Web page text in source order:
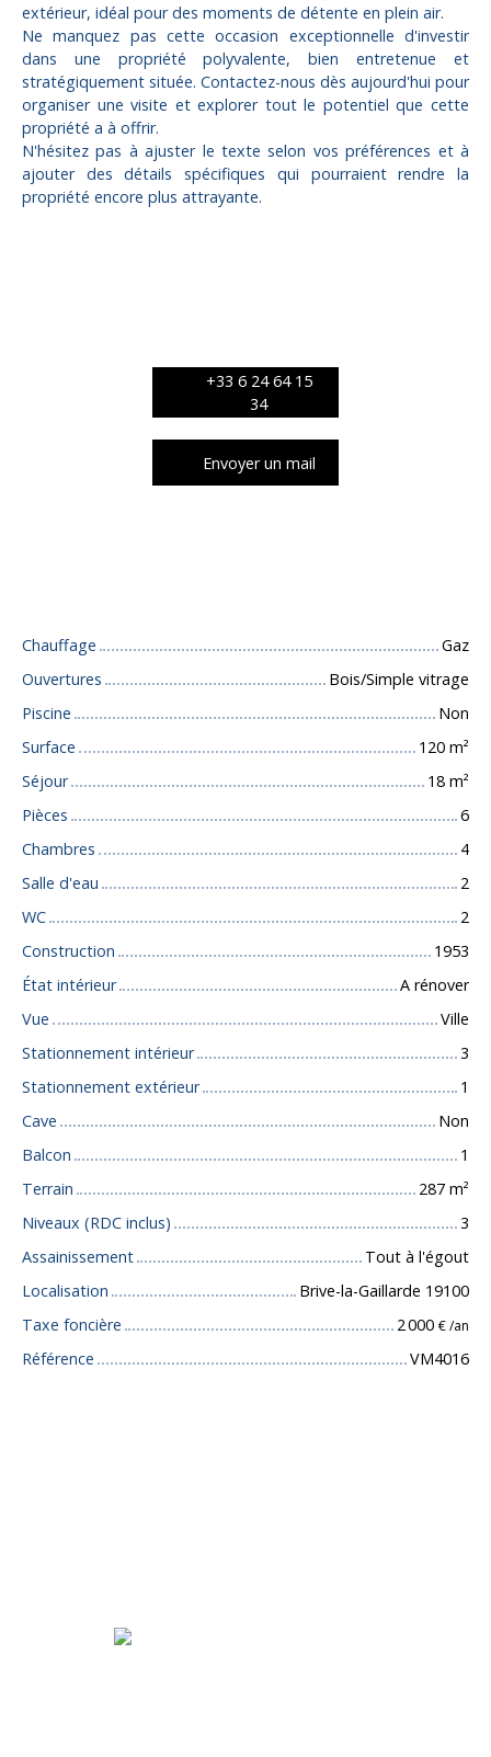
extérieur, idéal pour des moments de détente en plein air.
Ne manquez pas cette occasion exceptionnelle d'investir
dans une propriété polyvalente, bien entretenue et
stratégiquement située. Contactez-nous dès aujourd'hui pour
organiser une visite et explorer tout le potentiel que cette
propriété a à offrir.
N'hésitez pas à ajuster le texte selon vos préférences et à
ajouter des détails spécifiques qui pourraient rendre la
propriété encore plus attrayante.
+33 6 24 64 15
34
Envoyer un mail
Chauffage
Gaz
Ouvertures
Bois/Simple vitrage
Piscine
Non
Surface
120 m²
Séjour
18 m²
Pièces
6
Chambres
4
Salle d'eau
2
WC
2
Construction
1953
État intérieur
A rénover
Vue
Ville
Stationnement intérieur
3
Stationnement extérieur
1
Cave
Non
Balcon
1
Terrain
287 m²
Niveaux (RDC inclus)
3
Assainissement
Tout à l'égout
Localisation
Brive-la-Gaillarde 19100
Taxe foncière
2 000 € /an
Référence VM4016